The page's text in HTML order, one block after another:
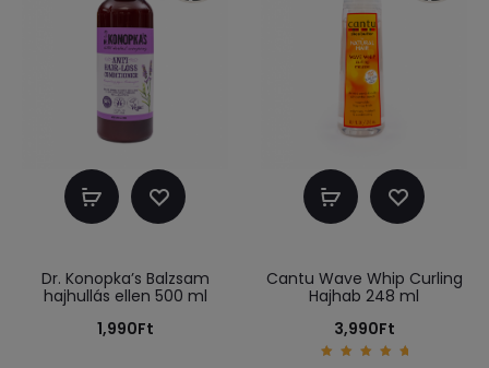
Kosárba
Dr. Konopka’s Balzsam
hajhullás ellen 500 ml
1,990Ft
Kosárba
Cantu Wave Whip Curling
Hajhab 248 ml
3,990Ft